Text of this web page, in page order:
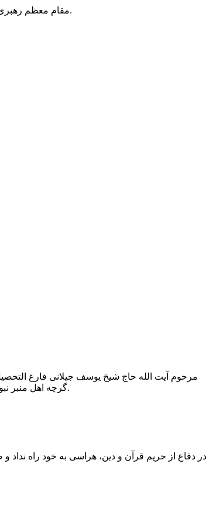
مقام معظم رهبری: در طول تاریخ، رنگ های گوناگون بر سیاست این کشور پهناور سایه افکند؛ اما رنگ ثابت مردم گیلان، رنگ ایمان بود.
مرحوم آیت الله حاج شیخ یوسف جیلانی فارغ
گرچه اهل منبر نبود ولی به هر طریق ممکن در سخنرانی های خود جنایات رضاشاه را افشاء میکرد و وظیفه مردم را نیز بیان میفرمود.
در دفاع از حریم قرآن و دین، هراسی به خود راه نداد